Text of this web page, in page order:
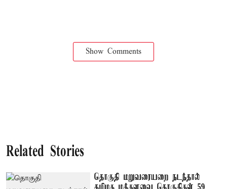
Show Comments
Related Stories
தொகுதி மறுவரையறை நடந்தால்